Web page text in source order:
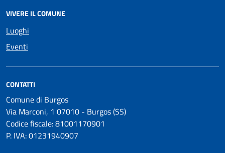
VIVERE IL COMUNE
Luoghi
Eventi
CONTATTI
Comune di Burgos
Via Marconi, 1 07010 - Burgos (SS)
Codice fiscale: 81001170901
P. IVA: 01231940907